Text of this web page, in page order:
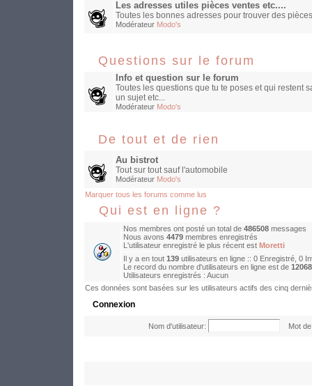
Les adresses utiles pièces ventes etc....
Toutes les bonnes adresses pour trouver des
Modérateur Modo's
Questions sur le forum
Info et question sur le forum
Toutes les questions que tu te poses et qui restent
un sujet etc...
Modérateur Modo's
De tout et de rien
Au bistrot
Tout sur tout sauf l'automobile
Modérateur Modo's
Marquer tous les forums comme lus
Qui est en ligne ?
Nos membres ont posté un total de 486508 messages
Nous avons 4479 membres enregistrés
L'utilisateur enregistré le plus récent est Moretti
Il y a en tout 139 utilisateurs en ligne :: 0 Enregistré, 0
Le record du nombre d'utilisateurs en ligne est de 12068
Utilisateurs enregistrés : Aucun
Ces données sont basées sur les utilisateurs actifs des cinq
Connexion
Nom d'utilisateur: Mot